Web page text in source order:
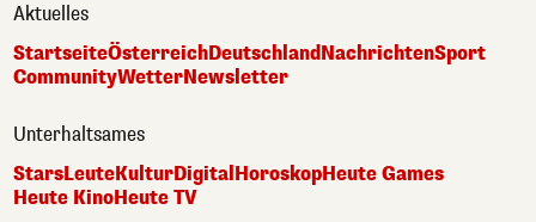
Aktuelles
StartseiteÖsterreichDeutschlandNachrichtenSport
CommunityWetterNewsletter
Unterhaltsames
StarsLeuteKulturDigital HoroskopHeute Games
Heute KinoHeute TV